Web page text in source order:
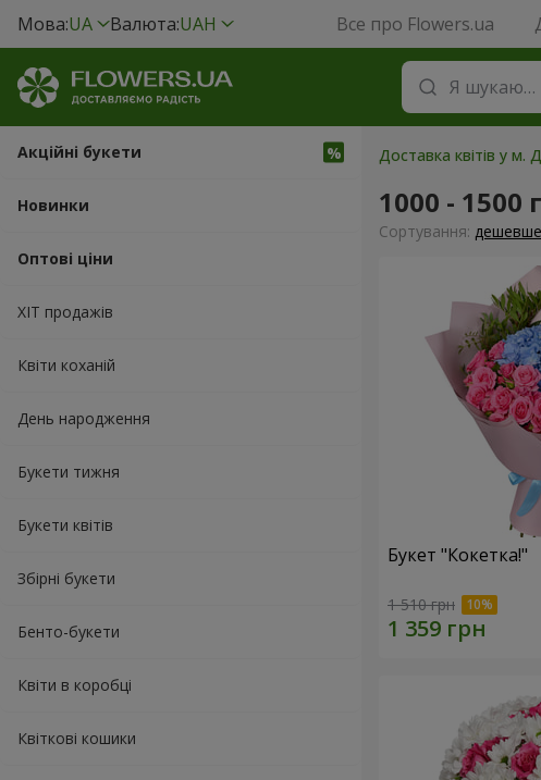
Мова:UA Валюта:UAH Все про Flowers.ua
Акційні букети
Новинки
Оптові ціни
ХІТ продажів
Квіти коханій
День народження
Букети тижня
Букети квітів
Збірні букети
Бенто-букети
Квіти в коробці
Квіткові кошики
Доставка квітів у м.
1000 - 1500
Сортування: дешевше
Букет "Кокетка!"
1 510 грн